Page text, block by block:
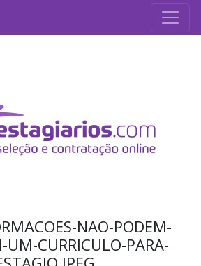
NAO-PODEM-
UM-CURRICULO-PARA-